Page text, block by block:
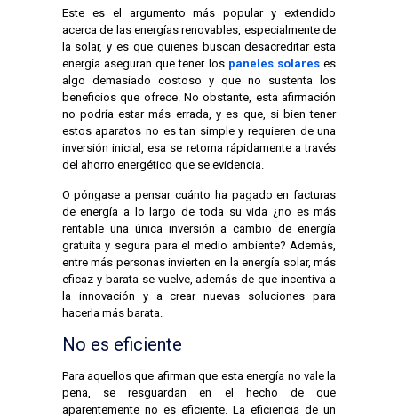
Este es el argumento más popular y extendido
acerca de las energías renovables, especialmente de
la solar, y es que quienes buscan desacreditar esta
energía aseguran que tener los paneles solares es
algo demasiado costoso y que no sustenta los
beneficios que ofrece. No obstante, esta afirmación
no podría estar más errada, y es que, si bien tener
estos aparatos no es tan simple y requieren de una
inversión inicial, esa se retorna rápidamente a través
del ahorro energético que se evidencia.
O póngase a pensar cuánto ha pagado en facturas
de energía a lo largo de toda su vida ¿no es más
rentable una única inversión a cambio de energía
gratuita y segura para el medio ambiente? Además,
entre más personas invierten en la energía solar, más
eficaz y barata se vuelve, además de que incentiva a
la innovación y a crear nuevas soluciones para
hacerla más barata.
No es eficiente
Para aquellos que afirman que esta energía no vale la
pena, se resguardan en el hecho de que
aparentemente no es eficiente. La eficiencia de un